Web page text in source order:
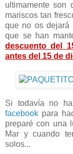
ultimamente son
mariscos tan
que no os dejará
que se han
descuento del
antes del 15 de
Si todavía no
facebook para
preparé con una
Mar y cuando
solos...